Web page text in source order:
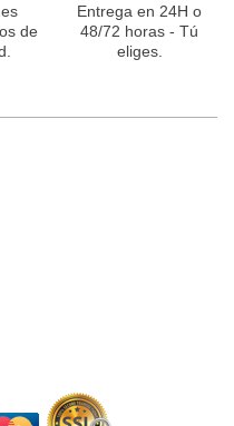
de
Entrega en 24H o
48/72 horas - Tú
eliges.